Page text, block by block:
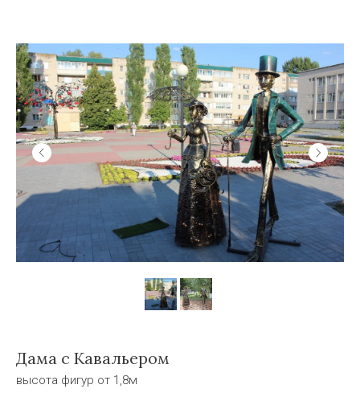
Дама с Кавальером
высота фигур от 1,8м